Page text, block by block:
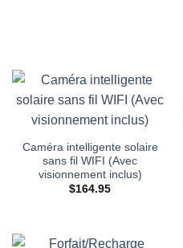
Caméra intelligente solaire
sans fil WIFI (Avec
visionnement inclus)
$164.95